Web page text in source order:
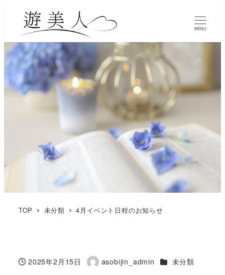
MENU
TOP 未分類 4月イベント日程のお知らせ
投稿日
2025年2月15日
著
asobijin_admin カテゴリー
未分類